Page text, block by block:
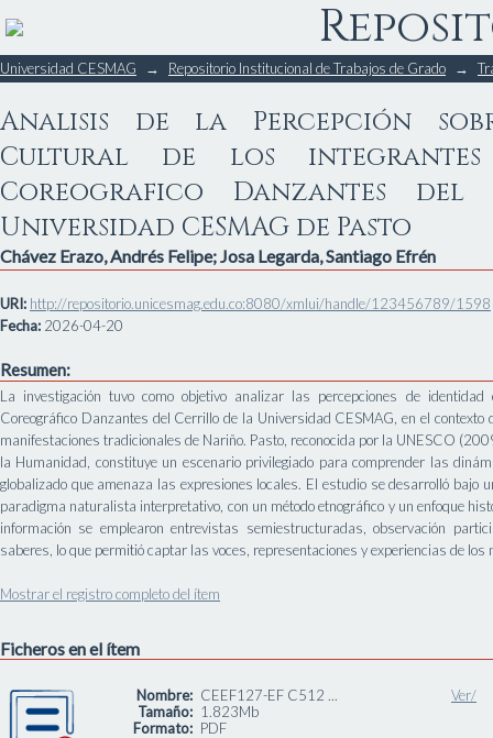
Analisis de la Percepción sobre
del Colectivo Coreografico
CESMAG de Pasto
Universidad CESMAG → Repositorio Institucional de Trabajos de Grado →
Analisis de la Percepción
Cultural de los
Coreografico Danzantes
Universidad CESMAG de Pasto
Chávez Erazo, Andrés Felipe;Josa Legarda, Santiago Efrén
URI: http://repositorio.unicesmag.edu.co:8080/xmlui/handle/123456789/1598
Fecha: 2026-04-20
Resumen:
La investigación tuvo como objetivo analizar las percepciones de
Coreográfico Danzantes del Cerrillo de la Universidad CESMAG, en el
manifestaciones tradicionales de Nariño. Pasto, reconocida por la UNESCO
la Humanidad, constituye un escenario privilegiado para comprender las
globalizado que amenaza las expresiones locales. El estudio se desarrolló bajo
paradigma naturalista interpretativo, con un método etnográfico y un enfoque
información se emplearon entrevistas semiestructuradas, observación
saberes, lo que permitió captar las voces, representaciones y experiencias de los
Mostrar el registro completo del ítem
Ficheros en el ítem
Nombre: CEEF127-EF C512 ...
Tamaño: 1.823Mb
Formato: PDF
Ver/